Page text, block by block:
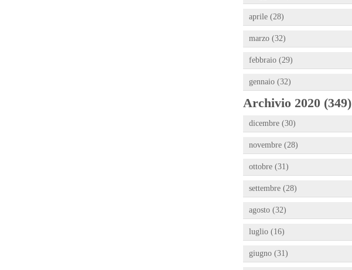
aprile (28)
marzo (32)
febbraio (29)
gennaio (32)
Archivio 2020 (349)
dicembre (30)
novembre (28)
ottobre (31)
settembre (28)
agosto (32)
luglio (16)
giugno (31)